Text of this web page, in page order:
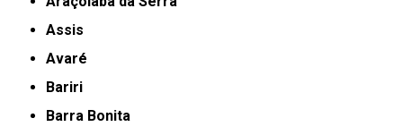
Assis
Avaré
Bariri
Barra Bonita